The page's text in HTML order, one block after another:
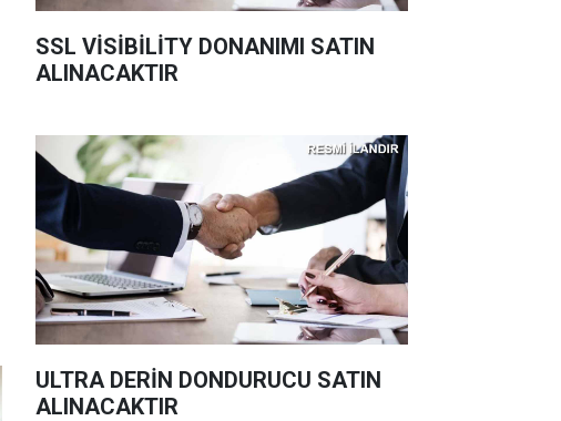
SSL VİSİBİLİTY DONANIMI SATIN
ALINACAKTIR
ULTRA DERİN DONDURUCU SATIN
ALINACAKTIR